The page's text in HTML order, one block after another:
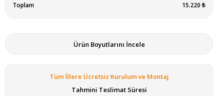
Toplam 15.220 ₺
Ürün Boyutlarını İncele
Tüm İllere Ücretsiz Kurulum ve Montaj
Tahmini Teslimat Süresi